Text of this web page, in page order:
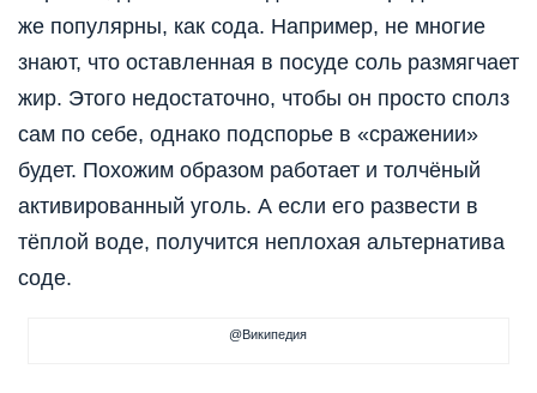
же популярны, как сода. Например, не многие
знают, что оставленная в посуде соль размягчает
жир. Этого недостаточно, чтобы он просто сполз
сам по себе, однако подспорье в «сражении»
будет. Похожим образом работает и толчёный
активированный уголь. А если его развести в
тёплой воде, получится неплохая альтернатива
соде.
@Википедия